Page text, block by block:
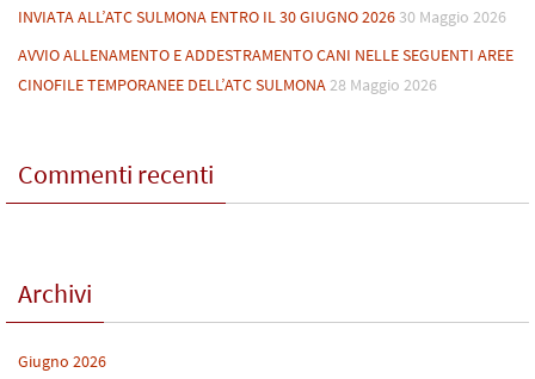
INVIATA ALL’ATC SULMONA ENTRO IL 30 GIUGNO 202630 Maggio 2026
AVVIO ALLENAMENTO E ADDESTRAMENTO CANI NELLE SEGUENTI AREE
CINOFILE TEMPORANEE DELL’ATC SULMONA28 Maggio 2026
Commenti recenti
Archivi
Giugno 2026